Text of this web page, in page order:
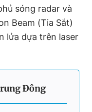
sóng radar và
Beam (Tia Sắt)
lửa dựa trên laser
Đông